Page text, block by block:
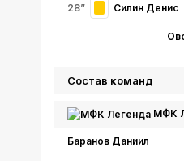
28” Силин Денис
Состав команд
МФК
Баранов Даниил